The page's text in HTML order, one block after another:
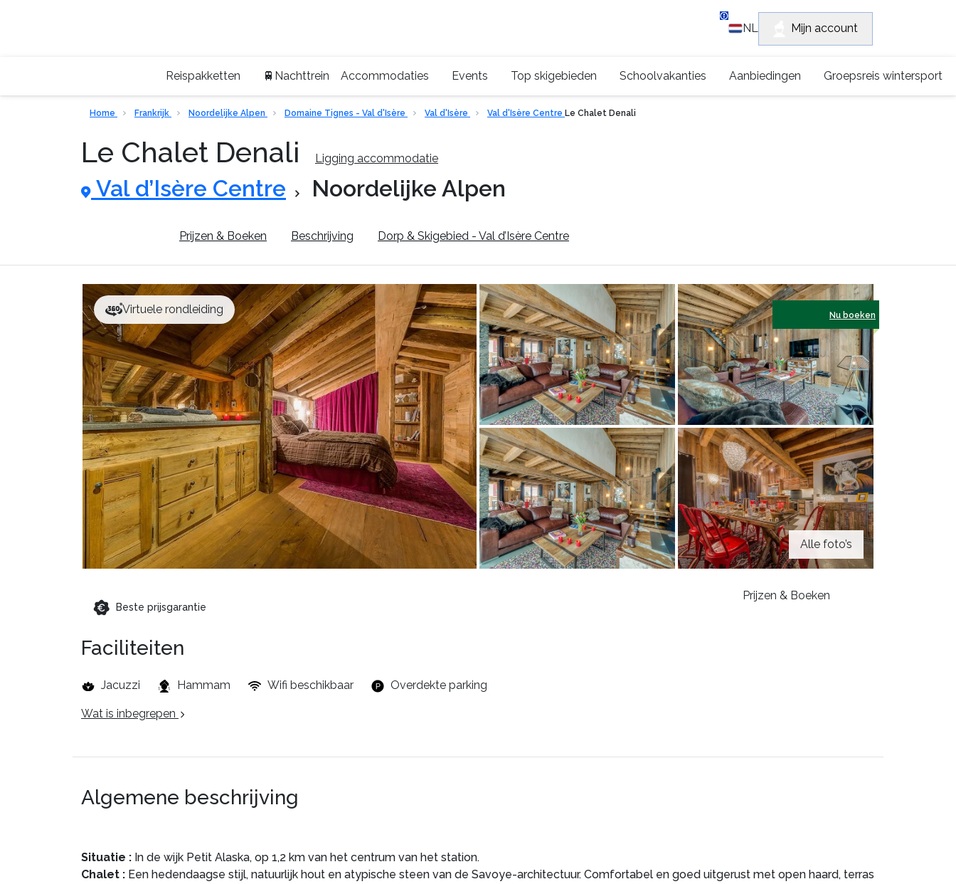
NL Mijn account
Reispakketten 🚆Nachttrein Accommodaties Events Top skigebieden Schoolvakanties Aanbiedingen Groepsreis wintersport
Home Frankrijk Noordelijke Alpen Domaine Tignes - Val d'Isère Val d'Isère Val d'Isère Centre Le Chalet Denali
Le Chalet Denali Ligging accommodatie
Val d’Isère Centre Noordelijke Alpen
Prijzen & Boeken Beschrijving Dorp & Skigebied - Val d’Isère Centre
Virtuele rondleiding
Alle foto’s
Nu boeken
Beste prijsgarantie
Prijzen & Boeken
Faciliteiten
Jacuzzi Hammam Wifi beschikbaar Overdekte parking
Wat is inbegrepen
Algemene beschrijving
Situatie : In de wijk Petit Alaska, op 1,2 km van het centrum van het station.
Chalet : Een hedendaagse stijl, natuurlijk hout en atypische steen van de Savoye-architectuur. Comfortabel en goed uitgerust met open haard, terras